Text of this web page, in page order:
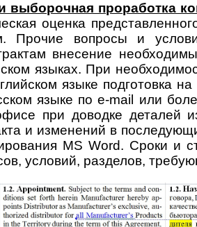
выборочная проработка
оценка
Прочие вопросы и
внесение
языках. При
языке подго­товка
языке по e-mail или
при доводке деталей
и изме­нений в
MS Word. Сроки и
условий, разделов,